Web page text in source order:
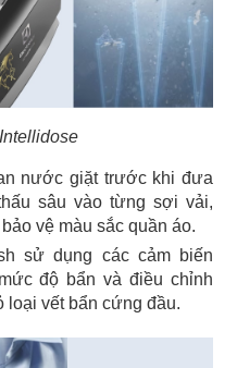
nước giặt trước khi đưa
sâu vào từng sợi vải,
vệ màu sắc quần áo.
sử dụng các cảm biến
độ bẩn và điều chỉnh
vết bẩn cứng đầu.